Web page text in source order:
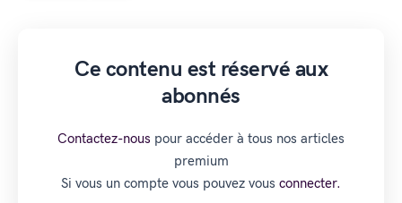
Ce contenu est réservé aux
abonnés
Contactez-nous pour accéder à tous nos articles
premium
Si vous un compte vous pouvez vous connecter.